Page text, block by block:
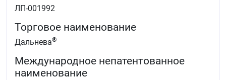
ЛП-001992
Торговое наименование
Дальнева®
Международное непатентованное
наименование